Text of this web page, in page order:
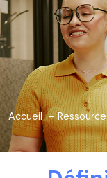
Accueil